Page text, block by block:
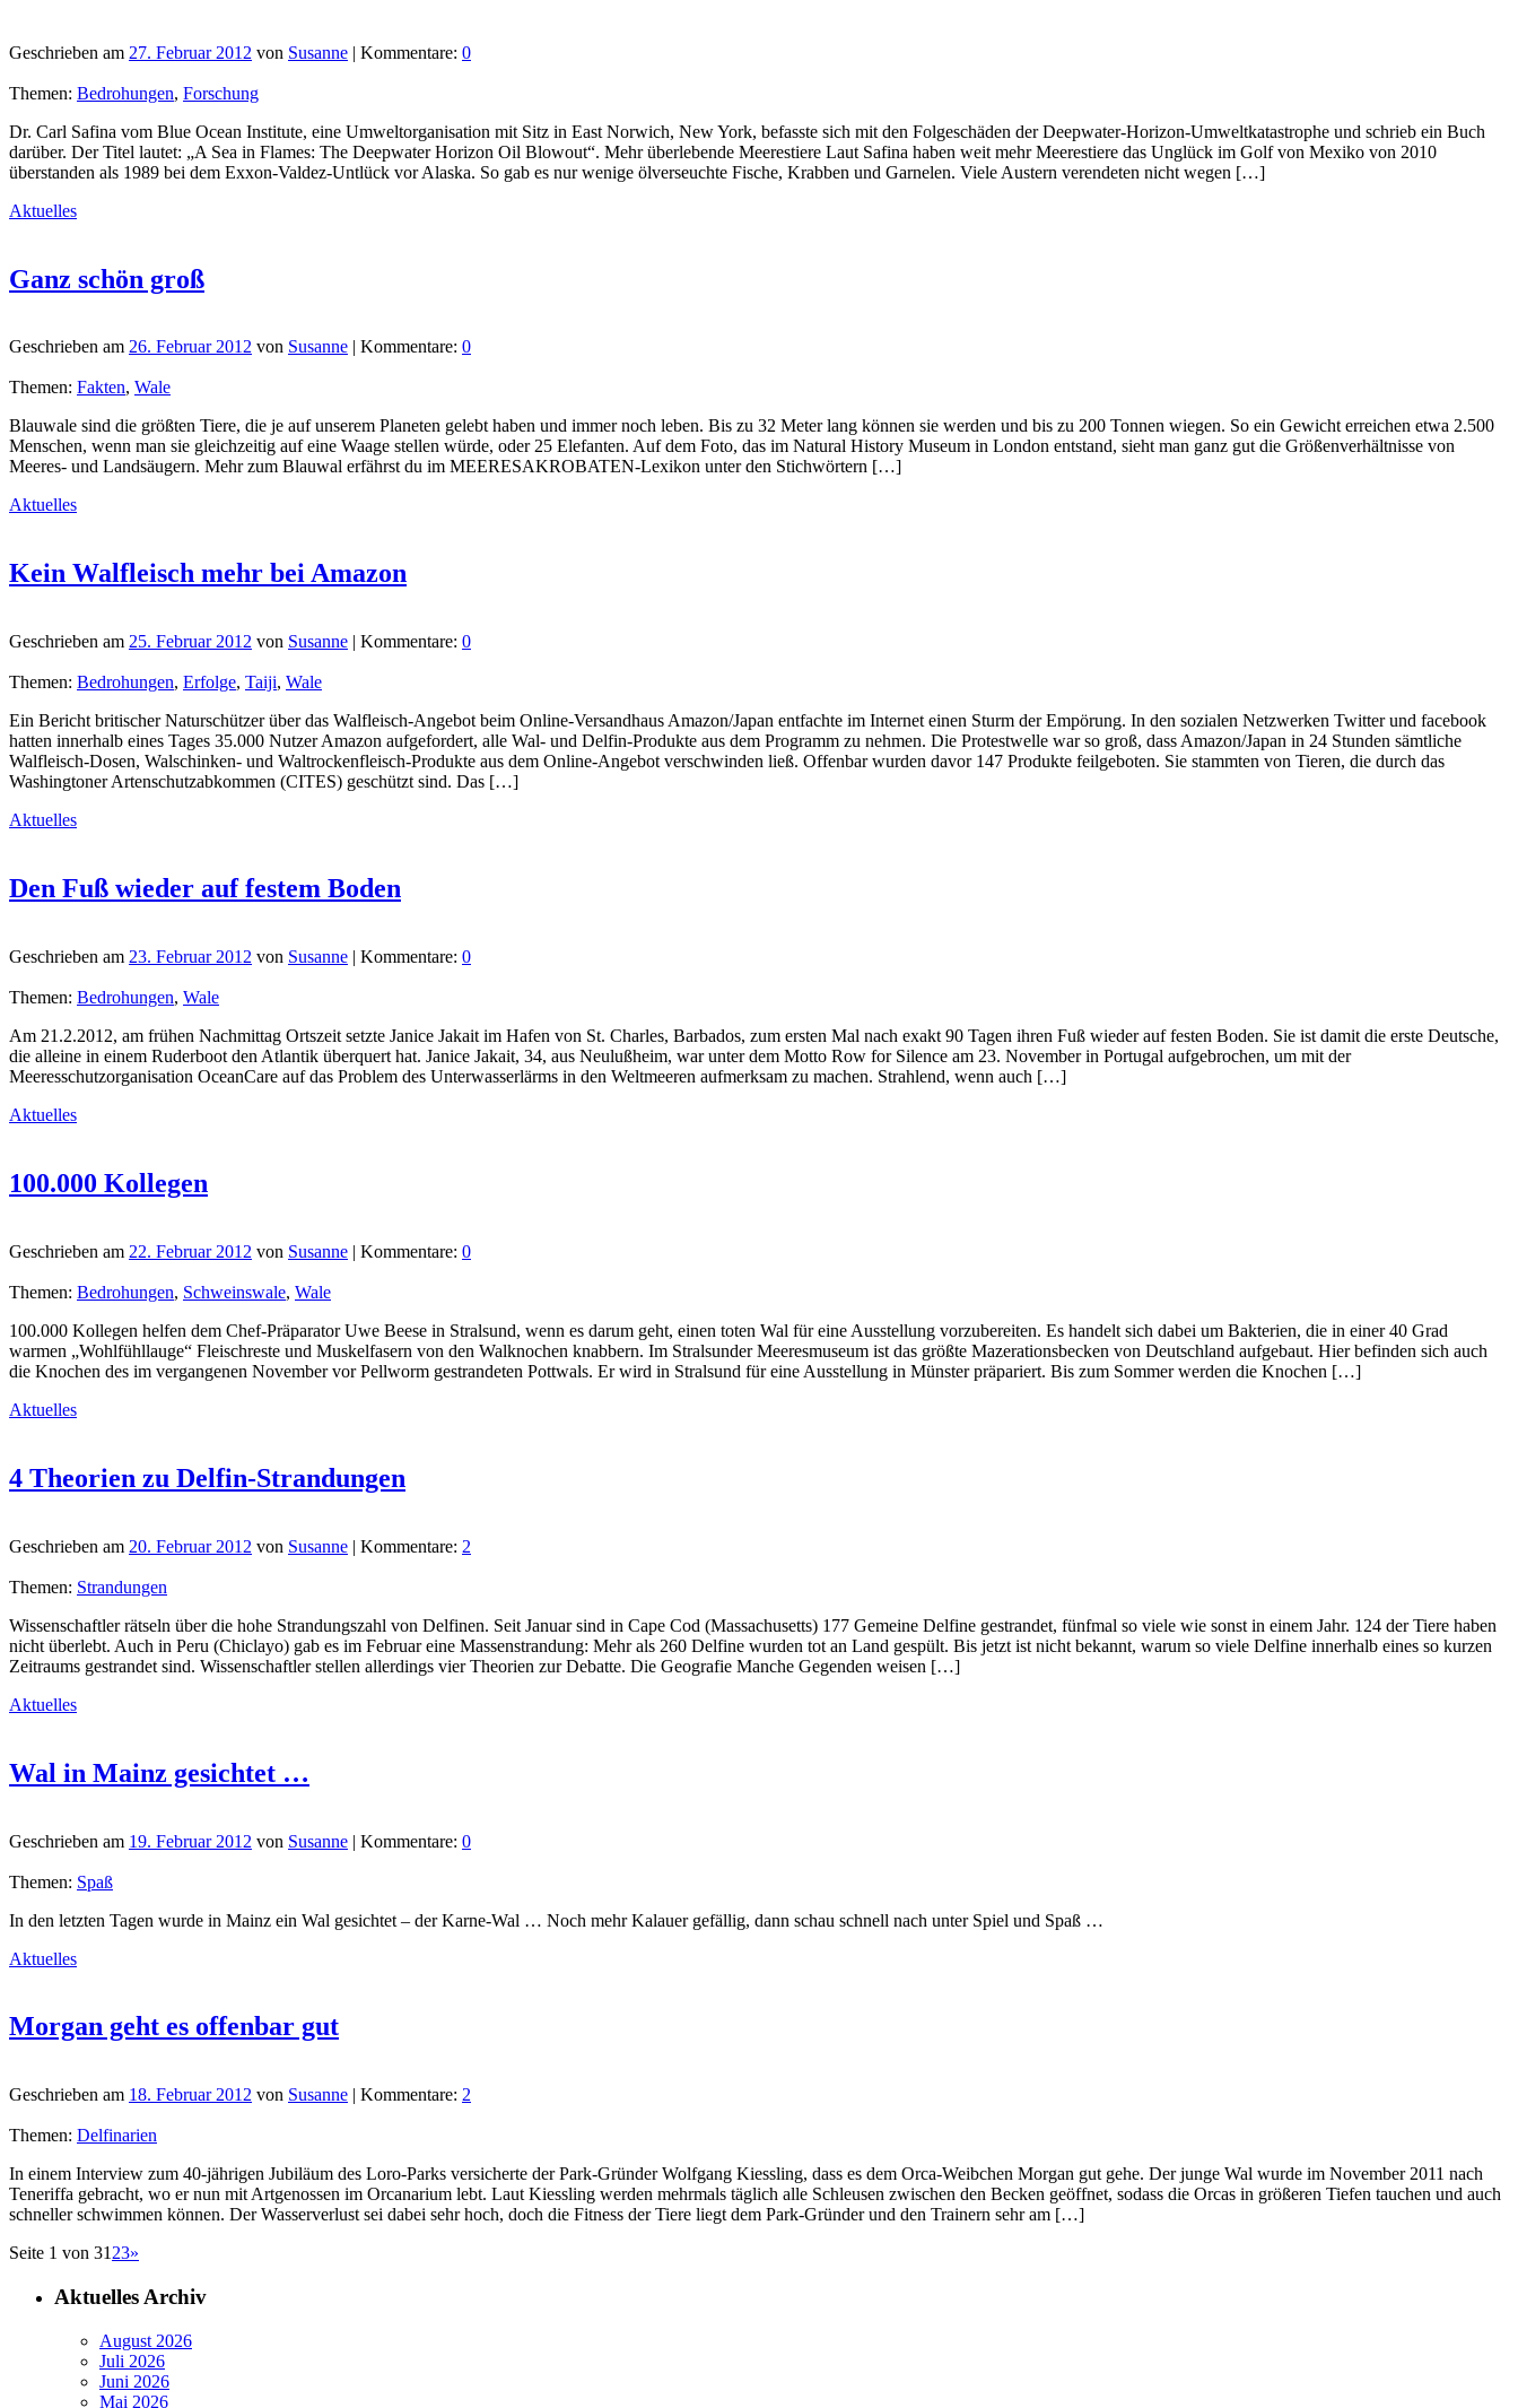
Geschrieben am 27. Februar 2012 von Susanne | Kommentare: 0
Themen: Bedrohungen, Forschung
Dr. Carl Safina vom Blue Ocean Institute, eine Umweltorganisation mit Sitz in East Norwich, New York, befasste sich mit den Folgeschäden der Deepwater-Horizon-Umweltkatastrophe und schrieb ein Buch
darüber. Der Titel lautet: „A Sea in Flames: The Deepwater Horizon Oil Blowout“. Mehr überlebende Meerestiere Laut Safina haben weit mehr Meerestiere das Unglück im Golf von Mexiko von 2010
überstanden als 1989 bei dem Exxon-Valdez-Untlück vor Alaska. So gab es nur wenige ölverseuchte Fische, Krabben und Garnelen. Viele Austern verendeten nicht wegen […]
Aktuelles
Ganz schön groß
Geschrieben am 26. Februar 2012 von Susanne | Kommentare: 0
Themen: Fakten, Wale
Blauwale sind die größten Tiere, die je auf unserem Planeten gelebt haben und immer noch leben. Bis zu 32 Meter lang können sie werden und bis zu 200 Tonnen wiegen. So ein Gewicht erreichen etwa 2.500
Menschen, wenn man sie gleichzeitig auf eine Waage stellen würde, oder 25 Elefanten. Auf dem Foto, das im Natural History Museum in London entstand, sieht man ganz gut die Größenverhältnisse von
Meeres- und Landsäugern. Mehr zum Blauwal erfährst du im MEERESAKROBATEN-Lexikon unter den Stichwörtern […]
Aktuelles
Kein Walfleisch mehr bei Amazon
Geschrieben am 25. Februar 2012 von Susanne | Kommentare: 0
Themen: Bedrohungen, Erfolge, Taiji, Wale
Ein Bericht britischer Naturschützer über das Walfleisch-Angebot beim Online-Versandhaus Amazon/Japan entfachte im Internet einen Sturm der Empörung. In den sozialen Netzwerken Twitter und facebook
hatten innerhalb eines Tages 35.000 Nutzer Amazon aufgefordert, alle Wal- und Delfin-Produkte aus dem Programm zu nehmen. Die Protestwelle war so groß, dass Amazon/Japan in 24 Stunden sämtliche
Walfleisch-Dosen, Walschinken- und Waltrockenfleisch-Produkte aus dem Online-Angebot verschwinden ließ. Offenbar wurden davor 147 Produkte feilgeboten. Sie stammten von Tieren, die durch das
Washingtoner Artenschutzabkommen (CITES) geschützt sind. Das […]
Aktuelles
Den Fuß wieder auf festem Boden
Geschrieben am 23. Februar 2012 von Susanne | Kommentare: 0
Themen: Bedrohungen, Wale
Am 21.2.2012, am frühen Nachmittag Ortszeit setzte Janice Jakait im Hafen von St. Charles, Barbados, zum ersten Mal nach exakt 90 Tagen ihren Fuß wieder auf festen Boden. Sie ist damit die erste Deutsche,
die alleine in einem Ruderboot den Atlantik überquert hat. Janice Jakait, 34, aus Neulußheim, war unter dem Motto Row for Silence am 23. November in Portugal aufgebrochen, um mit der
Meeresschutzorganisation OceanCare auf das Problem des Unterwasserlärms in den Weltmeeren aufmerksam zu machen. Strahlend, wenn auch […]
Aktuelles
100.000 Kollegen
Geschrieben am 22. Februar 2012 von Susanne | Kommentare: 0
Themen: Bedrohungen, Schweinswale, Wale
100.000 Kollegen helfen dem Chef-Präparator Uwe Beese in Stralsund, wenn es darum geht, einen toten Wal für eine Ausstellung vorzubereiten. Es handelt sich dabei um Bakterien, die in einer 40 Grad
warmen „Wohlfühllauge“ Fleischreste und Muskelfasern von den Walknochen knabbern. Im Stralsunder Meeresmuseum ist das größte Mazerationsbecken von Deutschland aufgebaut. Hier befinden sich auch
die Knochen des im vergangenen November vor Pellworm gestrandeten Pottwals. Er wird in Stralsund für eine Ausstellung in Münster präpariert. Bis zum Sommer werden die Knochen […]
Aktuelles
4 Theorien zu Delfin-Strandungen
Geschrieben am 20. Februar 2012 von Susanne | Kommentare: 2
Themen: Strandungen
Wissenschaftler rätseln über die hohe Strandungszahl von Delfinen. Seit Januar sind in Cape Cod (Massachusetts) 177 Gemeine Delfine gestrandet, fünfmal so viele wie sonst in einem Jahr. 124 der Tiere haben
nicht überlebt. Auch in Peru (Chiclayo) gab es im Februar eine Massenstrandung: Mehr als 260 Delfine wurden tot an Land gespült. Bis jetzt ist nicht bekannt, warum so viele Delfine innerhalb eines so kurzen
Zeitraums gestrandet sind. Wissenschaftler stellen allerdings vier Theorien zur Debatte. Die Geografie Manche Gegenden weisen […]
Aktuelles
Wal in Mainz gesichtet …
Geschrieben am 19. Februar 2012 von Susanne | Kommentare: 0
Themen: Spaß
In den letzten Tagen wurde in Mainz ein Wal gesichtet – der Karne-Wal … Noch mehr Kalauer gefällig, dann schau schnell nach unter Spiel und Spaß …
Aktuelles
Morgan geht es offenbar gut
Geschrieben am 18. Februar 2012 von Susanne | Kommentare: 2
Themen: Delfinarien
In einem Interview zum 40-jährigen Jubiläum des Loro-Parks versicherte der Park-Gründer Wolfgang Kiessling, dass es dem Orca-Weibchen Morgan gut gehe. Der junge Wal wurde im November 2011 nach
Teneriffa gebracht, wo er nun mit Artgenossen im Orcanarium lebt. Laut Kiessling werden mehrmals täglich alle Schleusen zwischen den Becken geöffnet, sodass die Orcas in größeren Tiefen tauchen und auch
schneller schwimmen können. Der Wasserverlust sei dabei sehr hoch, doch die Fitness der Tiere liegt dem Park-Gründer und den Trainern sehr am […]
Seite 1 von 31 23»
Aktuelles Archiv
August 2026
Juli 2026
Juni 2026
Mai 2026